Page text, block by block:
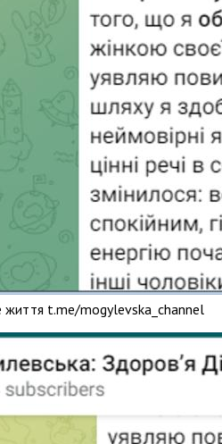
життя t.me/mogylevska_channel